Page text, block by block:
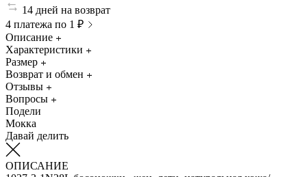
14 дней на возврат
4 платежа по 1 ₽
Описание
Характеристики
Размер
Возврат и обмен
Отзывы
Вопросы
Подели
Мокка
Давай делить
ОПИСАНИЕ